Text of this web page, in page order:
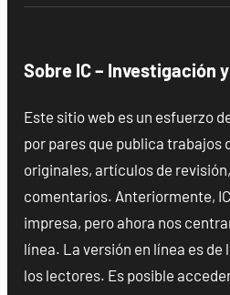
Sobre IC – Investigación
Este sitio web es un esfuerzo
por pares que publica trabajos
originales, artículos de
comentarios. Anteriormente,
impresa, pero ahora nos
línea. La versión en línea es
los lectores. Es posible